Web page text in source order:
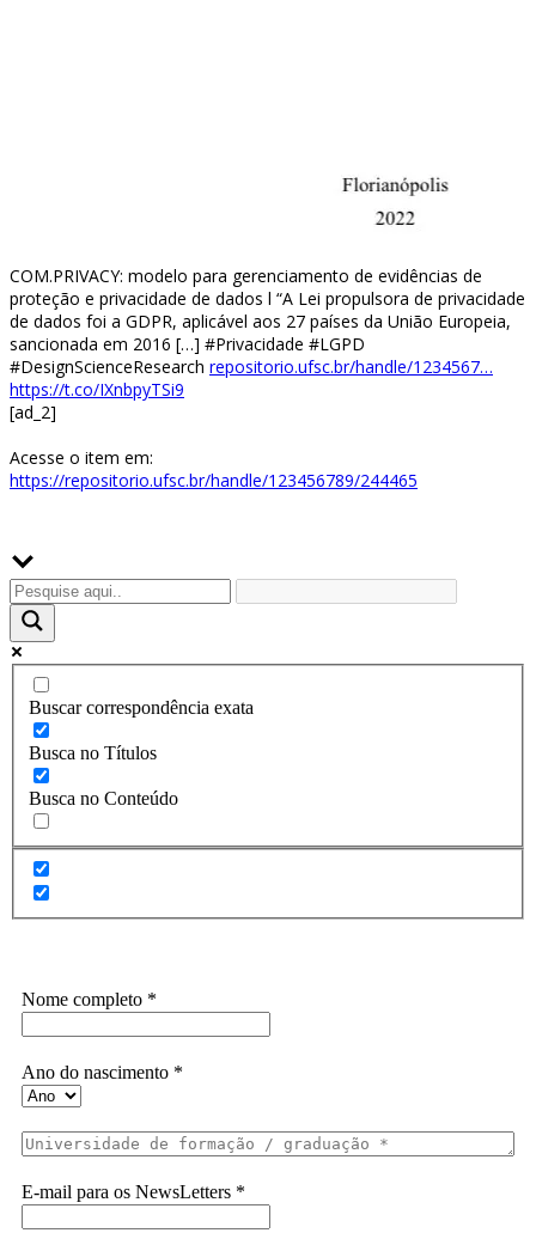
COM.PRIVACY: modelo para gerenciamento de evidências de
proteção e privacidade de dados l “A Lei propulsora de privacidade
de dados foi a GDPR, aplicável aos 27 países da União Europeia,
sancionada em 2016 […] #Privacidade #LGPD
#DesignScienceResearch repositorio.ufsc.br/handle/1234567…
https://t.co/IXnbpyTSi9
[ad_2]
Acesse o item em:
https://repositorio.ufsc.br/handle/123456789/244465
Buscar correspondência exata
Busca no Títulos
Busca no Conteúdo
Nome completo *
Ano do nascimento *
E-mail para os NewsLetters *